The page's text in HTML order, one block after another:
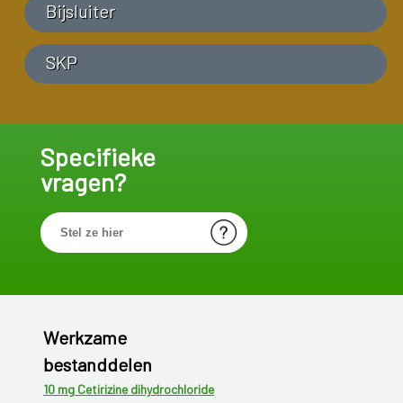
Bijsluiter
SKP
Specifieke
vragen?
Werkzame
bestanddelen
10 mg Cetirizine dihydrochloride